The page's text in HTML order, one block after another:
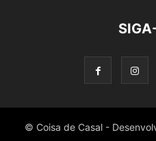
© Coisa de Casal -